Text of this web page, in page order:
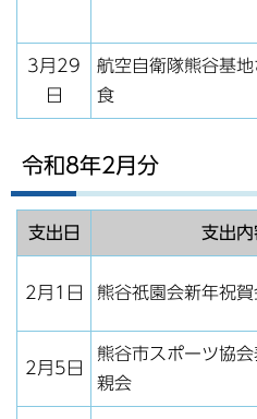
3月29
日
航空自衛隊熊谷基
食
令和8年2月分
支出日 支出内
2月1日 熊谷祇園会新年祝賀
2月5日
熊谷市スポーツ協
親会